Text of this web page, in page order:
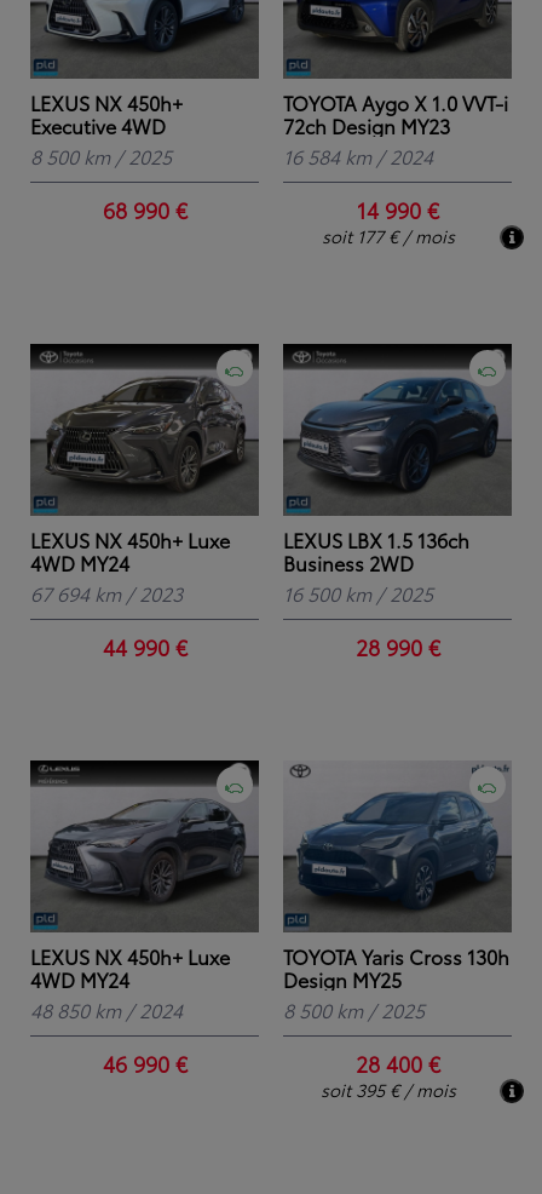
LEXUS NX 450h+
Executive 4WD
8 500 km / 2025
68 990 €
TOYOTA Aygo X 1.0 VVT-i
72ch Design MY23
16 584 km / 2024
14 990 €
soit 177 € / mois
LEXUS NX 450h+ Luxe
4WD MY24
67 694 km / 2023
44 990 €
LEXUS LBX 1.5 136ch
Business 2WD
16 500 km / 2025
28 990 €
LEXUS NX 450h+ Luxe
4WD MY24
48 850 km / 2024
46 990 €
TOYOTA Yaris Cross 130h
Design MY25
8 500 km / 2025
28 400 €
soit 395 € / mois